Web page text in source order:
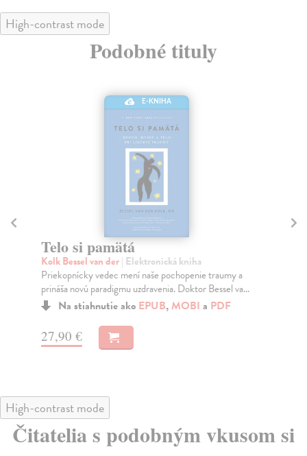
High-contrast mode
Podobné tituly
E-KNIHA
Koniec starnutia
Sinclair David A.| Elektronická kniha
Je zdanlivo nepopierateľnou pravdou, že starnutie je
nevyhnutné. Avšak čo ak všetko, čomu sme sa nau...
Na stiahnutie ako EPUB, MOBI a PDF
16,90 €
High-contrast mode
Čitatelia s podobným vkusom si